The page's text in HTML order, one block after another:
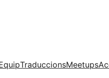
TraduccionsMeetups